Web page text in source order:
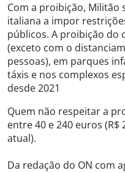
Com a proibição,
italiana a impor
públicos. A proibição do
(exceto com o
pessoas), em parques
táxis e nos complexos
desde 2021
Quem não respeitar a
entre 40 e 240 euros (R$
atual).
Da redação do ON com